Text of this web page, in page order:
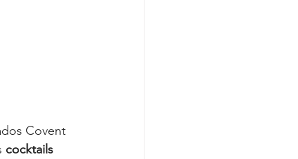
Covent
cocktails